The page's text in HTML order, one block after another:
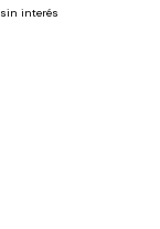
sin interés